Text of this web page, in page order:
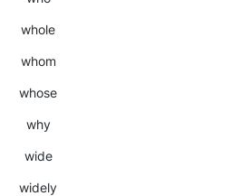
whole
whom
whose
why
wide
widely